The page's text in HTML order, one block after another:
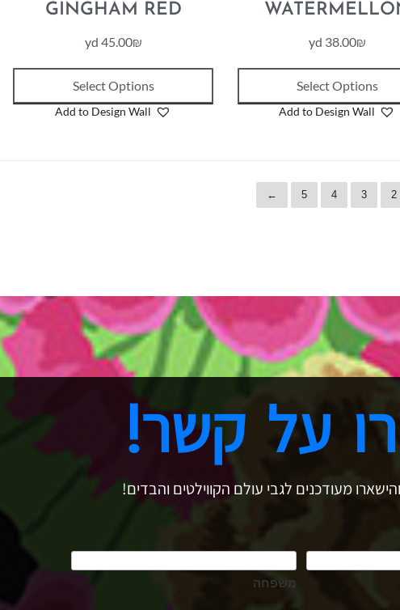
38.00₪
Select Options
Add to Design Wall
GINGHAM RED
45.00₪
Select Options
Add to Design Wall
2
3
4
5
←
על קשר!
מעודכנים לגבי עולם הקווילטים והבדים!
משפחה